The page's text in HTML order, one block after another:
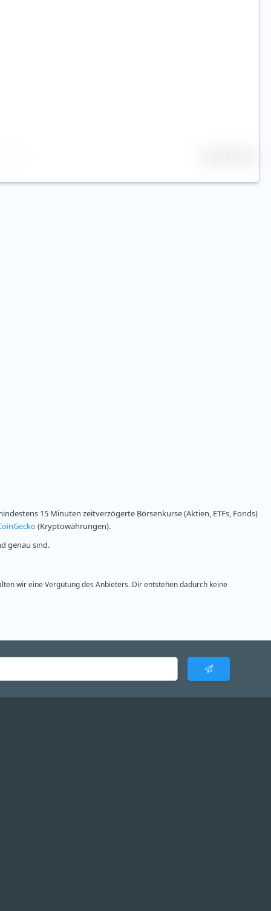
15 Minuten zeitverzögerte Börsenkurse (Aktien, ETFs, Fonds)
(Kryptowährungen).
genau sind.
wir eine Vergütung des Anbieters. Dir entstehen dadurch keine